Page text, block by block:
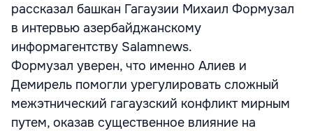
рассказал башкан Гагаузии Михаил Формузал
в интервью азербайджанскому
информагентству Salamnews.
Формузал уверен, что именно Алиев и
Демирель помогли урегулировать сложный
межэтнический гагаузский конфликт мирным
путем, оказав существенное влияние на